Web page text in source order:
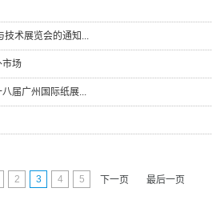
技术展览会的通知...
市场
届广州国际纸展...
2 3 4 5 下一页 最后一页